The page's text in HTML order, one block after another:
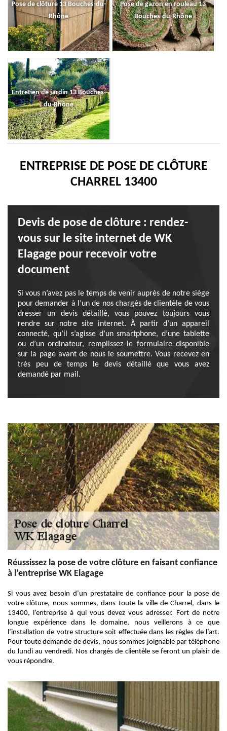
Pose de clôture 13 Bouches-du-
Rhône
Pose de gazon en rouleau 13
Bouches-du-Rhône
Entretien de jardin 13 Bouches-
du-Rhône
ENTREPRISE DE POSE DE CLÔTURE
CHARREL 13400
Devis de pose de clôture : rendez-
vous sur le site internet de WK
Elagage pour recevoir votre
document
Si vous n’avez pas le temps de venir auprès de notre siège
pour demander à l’un de nos chargés de clientèle de vous
dresser un devis détaillé, vous pouvez toujours vous
rendre sur notre site internet. À partir d’un appareil
connecté, qu’il s’agisse d’un smartphone, d’une tablette
ou d’un ordinateur, remplissez le formulaire disponible
sur la page avant de nous le soumettre. Vous recevez en
très peu de temps le devis détaillé que vous avez
demandé par mail.
Réussissez la pose de votre clôture en faisant confiance
à l’entreprise WK Elagage
Si vous avez besoin d’un prestataire de confiance pour la pose de
votre clôture, nous sommes, dans toute la ville de Charrel, dans le
13400, l’entreprise à qui vous devez vous adresser. Fort de notre
longue expérience dans le domaine, nous veillerons à ce que
l’installation de votre structure soit effectuée dans les règles de l’art.
Pour toute demande de devis, nous sommes joignable par téléphone
du lundi au vendredi. Nos chargés de clientèle se feront un plaisir de
vous répondre.